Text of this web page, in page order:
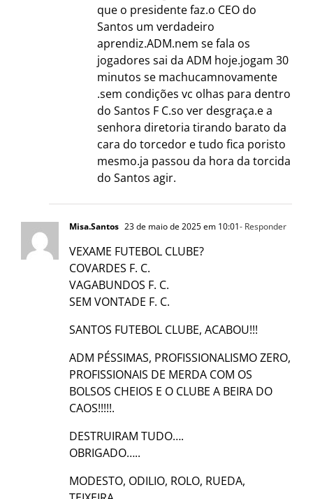
que o presidente faz.o CEO do
Santos um verdadeiro
aprendiz.ADM.nem se fala os
jogadores sai da ADM hoje.jogam 30
minutos se machucamnovamente
.sem condições vc olhas para dentro
do Santos F C.so ver desgraça.e a
senhora diretoria tirando barato da
cara do torcedor e tudo fica poristo
mesmo.ja passou da hora da torcida
do Santos agir.
Misa.Santos 23 de maio de 2025 em 10:01- Responder
VEXAME FUTEBOL CLUBE?
COVARDES F. C.
VAGABUNDOS F. C.
SEM VONTADE F. C.
SANTOS FUTEBOL CLUBE, ACABOU!!!
ADM PÉSSIMAS, PROFISSIONALISMO ZERO,
PROFISSIONAIS DE MERDA COM OS
BOLSOS CHEIOS E O CLUBE A BEIRA DO
CAOS!!!!!.
DESTRUIRAM TUDO….
OBRIGADO…..
MODESTO, ODILIO, ROLO, RUEDA,